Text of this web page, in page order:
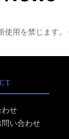
使用を禁じます。
わせ
問い合わせ